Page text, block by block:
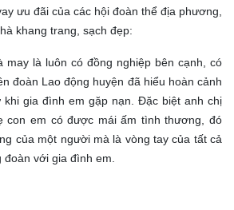
ưu đãi của các hội đoàn thể địa phương,
khang trang, sạch đẹp:
may là luôn có đồng nghiệp bên cạnh, có
đoàn Lao động huyện đã hiểu hoàn cảnh
gia đình em gặp nạn. Đặc biệt anh chị
con em có được mái ấm tình thương, đó
của một người mà là vòng tay của tất cả
đoàn với gia đình em.